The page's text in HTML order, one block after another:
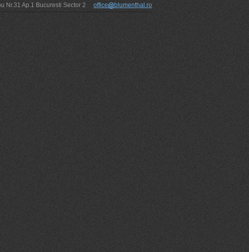
Nr.31 Ap.1 Bucuresti Sector 2 office blumenthal.ro